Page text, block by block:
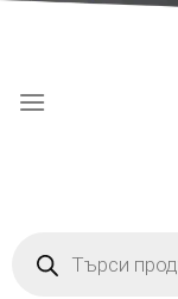
search